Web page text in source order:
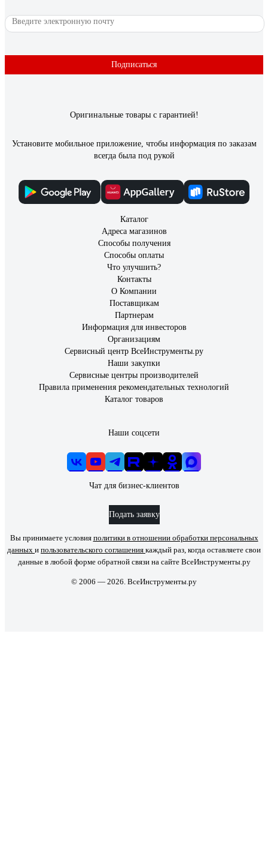
Подписаться
Оригинальные товары с гарантией!
Установите мобильное приложение, чтобы информация по заказам
всегда была под рукой
Каталог
Адреса магазинов
Способы получения
Способы оплаты
Что улучшить?
Контакты
О Компании
Поставщикам
Партнерам
Информация для инвесторов
Организациям
Сервисный центр ВсеИнструменты.ру
Наши закупки
Сервисные центры производителей
Правила применения рекомендательных технологий
Каталог товаров
Наши соцсети
Чат для бизнес-клиентов
Подать заявку
Вы принимаете условия политики в отношении обработки персональных
данных и пользовательского соглашения каждый раз, когда оставляете свои
данные в любой форме обратной связи на сайте ВсеИнструменты.ру
© 2006 — 2026. ВсеИнструменты.ру